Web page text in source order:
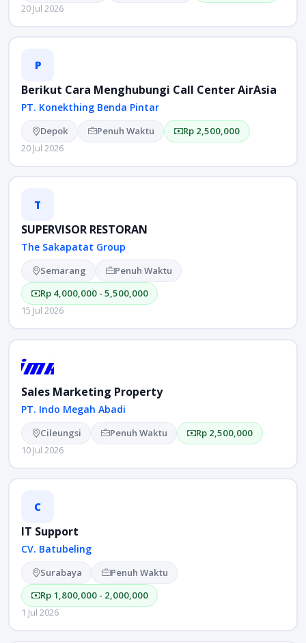
20 Jul 2026
P
Berikut Cara Menghubungi Call Center AirAsia
PT. Konekthing Benda Pintar
Depok Penuh Waktu Rp 2,500,000
20 Jul 2026
T
SUPERVISOR RESTORAN
The Sakapatat Group
Semarang
Penuh Waktu
Rp 4,000,000 - 5,500,000
15 Jul 2026
Sales Marketing Property
PT. Indo Megah Abadi
Cileungsi Penuh Waktu Rp 2,500,000
10 Jul 2026
C
IT Support
CV. Batubeling
Surabaya
Penuh Waktu
Rp 1,800,000 - 2,000,000
1 Jul 2026